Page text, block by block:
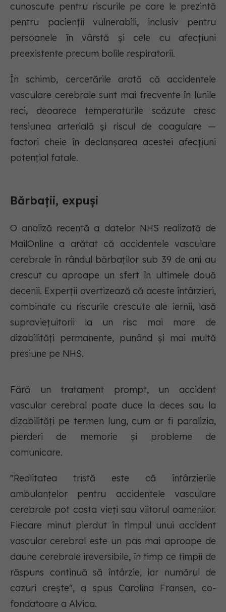
cunoscute pentru riscurile pe care le prezintă
pentru pacienții vulnerabili, inclusiv pentru
persoanele în vârstă și cele cu afecțiuni
preexistente precum bolile respiratorii.
În schimb, cercetările arată că accidentele
vasculare cerebrale sunt mai frecvente în lunile
reci, deoarece temperaturile scăzute cresc
tensiunea arterială și riscul de coagulare —
factori cheie în declanșarea acestei afecțiuni
potențial fatale.
Bărbații, expuși
O analiză recentă a datelor NHS realizată de
MailOnline a arătat că accidentele vasculare
cerebrale în rândul bărbaților sub 39 de ani au
crescut cu aproape un sfert în ultimele două
decenii. Experții avertizează că aceste întârzieri,
combinate cu riscurile crescute ale iernii, lasă
supraviețuitorii la un risc mai mare de
dizabilități permanente, punând și mai multă
presiune pe NHS.
Fără un tratament prompt, un accident
vascular cerebral poate duce la deces sau la
dizabilități pe termen lung, cum ar fi paralizia,
pierderi de memorie și probleme de
comunicare.
"Realitatea tristă este că întârzierile
ambulanțelor pentru accidentele vasculare
cerebrale pot costa vieți sau viitorul oamenilor.
Fiecare minut pierdut în timpul unui accident
vascular cerebral este un pas mai aproape de
daune cerebrale ireversibile, în timp ce timpii de
răspuns continuă să întârzie, iar numărul de
cazuri crește", a spus Carolina Fransen, co-
fondatoare a Alvica.